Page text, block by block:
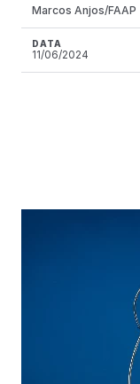
Marcos Anjos/FAAP
DATA
11/06/2024